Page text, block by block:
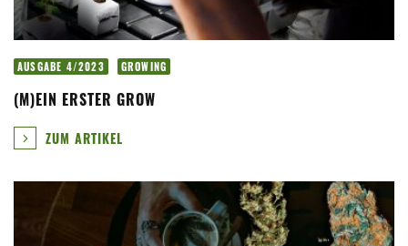
AUSGABE 4/2023 GROWING
(M)EIN ERSTER GROW
ZUM ARTIKEL